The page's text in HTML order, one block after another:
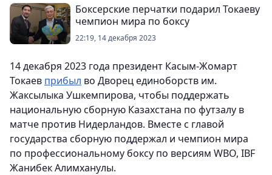
Боксерские перчатки подарил Токаеву
чемпион мира по боксу
22:19, 14 декабря 2023
14 декабря 2023 года президент Касым-Жомарт
Токаев прибыл во Дворец единоборств им.
Жаксылыка Ушкемпирова, чтобы поддержать
национальную сборную Казахстана по футзалу в
матче против Нидерландов. Вместе с главой
государства сборную поддержал и чемпион мира
по профессиональному боксу по версиям WBO, IBF
Жанибек Алимханулы.